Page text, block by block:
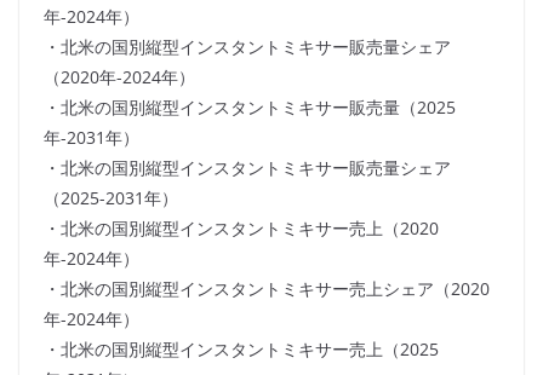
年-2024年）
・北米の国別縦型インスタントミキサー販売量シェア
（2020年-2024年）
・北米の国別縦型インスタントミキサー販売量（2025
年-2031年）
・北米の国別縦型インスタントミキサー販売量シェア
（2025-2031年）
・北米の国別縦型インスタントミキサー売上（2020
年-2024年）
・北米の国別縦型インスタントミキサー売上シェア（2020
年-2024年）
・北米の国別縦型インスタントミキサー売上（2025